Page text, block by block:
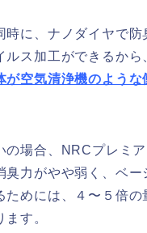
時に、ナノダイヤで防
ルス加工ができるから
が空気清浄機のような
の場合、NRCプレミ
臭力がやや弱く、ベー
ためには、４〜５倍の
す。